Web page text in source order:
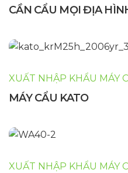
CẦN CẨU MỌI ĐỊA
XUẤT NHẬP KHẨU MÁY
MÁY CẨU KATO
XUẤT NHẬP KHẨU MÁY